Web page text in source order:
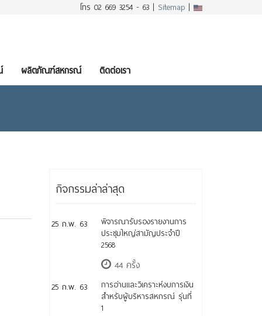
โทร 02 669 3254 - 63 | Sitemap |
ผลิตภัณฑ์สหกรณ์ ติดต่อเรา
กิจกรรมล่าล่าสุด
25 ก.พ. 63
พิจารณารับรองรายงานการ
ประชุมใหญ่สามัญประจำปี
2568
44 ครั้ง
25 ก.พ. 63
การอ่านและวิเคราะห์งบการเงิน
สำหรับผู้บริหารสหกรณ์ รุ่นที่
1